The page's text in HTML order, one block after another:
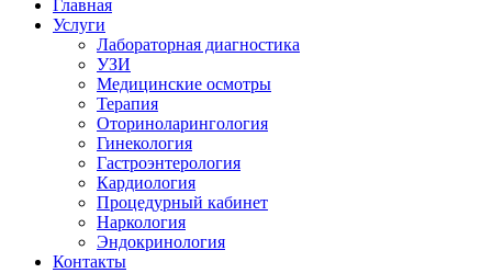
Главная
Услуги
Лабораторная диагностика
УЗИ
Медицинские осмотры
Терапия
Оториноларингология
Гинекология
Гастроэнтерология
Кардиология
Процедурный кабинет
Наркология
Эндокринология
Контакты